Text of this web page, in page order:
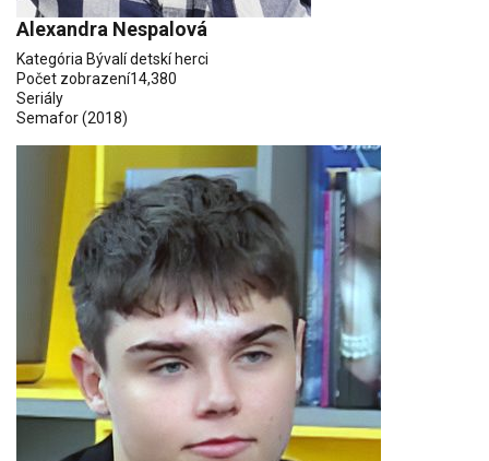
Alexandra Nespalová
Kategória Bývalí detskí herci
Počet zobrazení14,380
Seriály
Semafor(2018)